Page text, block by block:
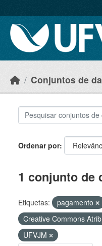
Conjuntos de
Ordenar por
1 conjunto de
Etiquetas: pagamento
Creative Commons
UFVJM